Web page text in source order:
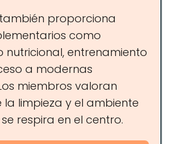
proporciona
como
nutricional, entrenamiento
a modernas
miembros valoran
limpieza y el ambiente
respira en el centro.